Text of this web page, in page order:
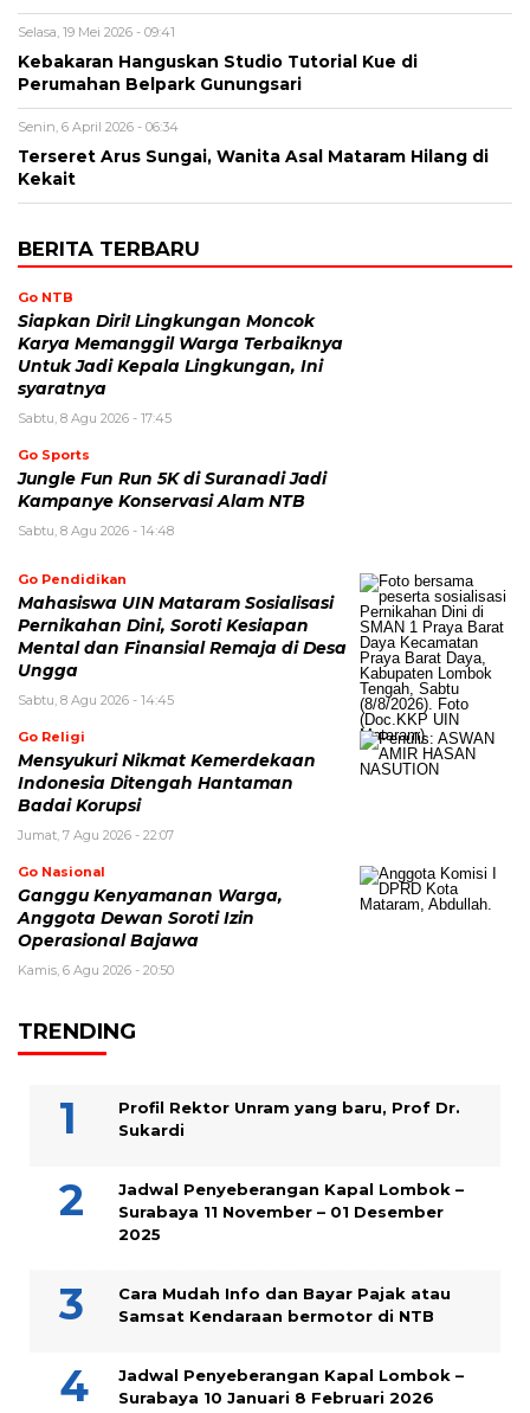
Selasa, 19 Mei 2026 - 09:41
Kebakaran Hanguskan Studio Tutorial Kue di
Perumahan Belpark Gunungsari
Senin, 6 April 2026 - 06:34
Terseret Arus Sungai, Wanita Asal Mataram Hilang di
Kekait
BERITA TERBARU
Go NTB
Siapkan Diri! Lingkungan Moncok
Karya Memanggil Warga Terbaiknya
Untuk Jadi Kepala Lingkungan, Ini
syaratnya
Sabtu, 8 Agu 2026 - 17:45
Go Sports
Jungle Fun Run 5K di Suranadi Jadi
Kampanye Konservasi Alam NTB
Sabtu, 8 Agu 2026 - 14:48
Go Pendidikan
Mahasiswa UIN Mataram Sosialisasi
Pernikahan Dini, Soroti Kesiapan
Mental dan Finansial Remaja di Desa
Ungga
Sabtu, 8 Agu 2026 - 14:45
Go Religi
Mensyukuri Nikmat Kemerdekaan
Indonesia Ditengah Hantaman
Badai Korupsi
Jumat, 7 Agu 2026 - 22:07
Go Nasional
Ganggu Kenyamanan Warga,
Anggota Dewan Soroti Izin
Operasional Bajawa
Kamis, 6 Agu 2026 - 20:50
TRENDING
Profil Rektor Unram yang baru, Prof Dr.
Sukardi
Jadwal Penyeberangan Kapal Lombok –
Surabaya 11 November – 01 Desember
2025
Cara Mudah Info dan Bayar Pajak atau
Samsat Kendaraan bermotor di NTB
Jadwal Penyeberangan Kapal Lombok –
Surabaya 10 Januari 8 Februari 2026